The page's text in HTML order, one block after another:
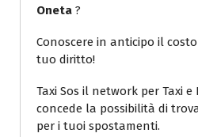
Oneta ?
Conoscere in anticipo il
tuo diritto!
Taxi Sos il network per Taxi
concede la possibilità di
per i tuoi spostamenti.